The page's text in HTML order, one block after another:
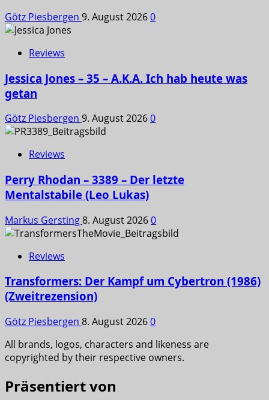
Götz Piesbergen 9. August 20260
Reviews
Jessica Jones – 35 – A.K.A. Ich hab heute was
getan
Götz Piesbergen 9. August 20260
Reviews
Perry Rhodan – 3389 – Der letzte
Mentalstabile (Leo Lukas)
Markus Gersting8. August 20260
Reviews
Transformers: Der Kampf um Cybertron (1986)
(Zweitrezension)
Götz Piesbergen 8. August 20260
All brands, logos, characters and likeness are
copyrighted by their respective owners.
Präsentiert von